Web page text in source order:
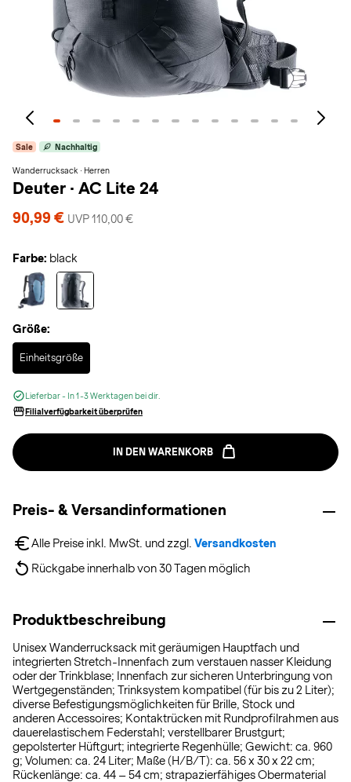
Sale Nachhaltig
Wanderrucksack · Herren
Deuter · AC Lite 24
90,99 € UVP 110,00 €
Farbe: black
Größe:
Einheitsgröße
Selected
Lieferbar - In 1-3 Werktagen bei dir.
Filialverfügbarkeit überprüfen
IN DEN WARENKORB
Preis- & Versandinformationen
Alle Preise inkl. MwSt. und zzgl. Versandkosten
Rückgabe innerhalb von 30 Tagen möglich
Produktbeschreibung
Unisex Wanderrucksack mit geräumigen Hauptfach und
integrierten Stretch-Innenfach zum verstauen nasser Kleidung
oder der Trinkblase; Innenfach zur sicheren Unterbringung von
Wertgegenständen; Trinksystem kompatibel (für bis zu 2 Liter);
diverse Befestigungsmöglichkeiten für Brille, Stock und
anderen Accessoires; Kontaktrücken mit Rundprofilrahmen aus
dauerelastischem Federstahl; verstellbarer Brustgurt;
gepolsterter Hüftgurt; integrierte Regenhülle; Gewicht: ca. 960
g; Volumen: ca. 24 Liter; Maße (H/B/T): ca. 56 x 30 x 22 cm;
Rückenlänge: ca. 44 – 54 cm; strapazierfähiges Obermaterial